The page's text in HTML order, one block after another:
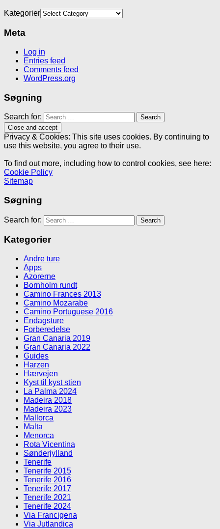
Kategorier
Meta
Log in
Entries feed
Comments feed
WordPress.org
Søgning
Search for:
Privacy & Cookies: This site uses cookies. By continuing to
use this website, you agree to their use.
To find out more, including how to control cookies, see here:
Cookie Policy
Sitemap
Søgning
Search for:
Kategorier
Andre ture
Apps
Azorerne
Bornholm rundt
Camino Frances 2013
Camino Mozarabe
Camino Portuguese 2016
Endagsture
Forberedelse
Gran Canaria 2019
Gran Canaria 2022
Guides
Harzen
Hærvejen
Kyst til kyst stien
La Palma 2024
Madeira 2018
Madeira 2023
Mallorca
Malta
Menorca
Rota Vicentina
Sønderjylland
Tenerife
Tenerife 2015
Tenerife 2016
Tenerife 2017
Tenerife 2021
Tenerife 2024
Via Francigena
Via Jutlandica